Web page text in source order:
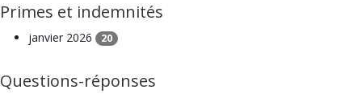
Primes et indemnités
janvier 2026 20
Questions-réponses